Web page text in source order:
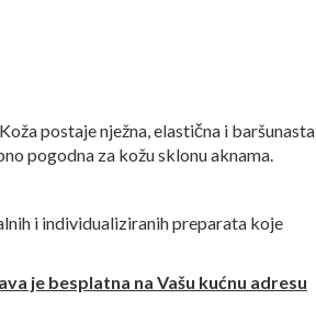
postaje nježna, elastična i baršunasta
pogodna za kožu sklonu aknama.
i individualiziranih preparata koje
je besplatna na Vašu kućnu adresu